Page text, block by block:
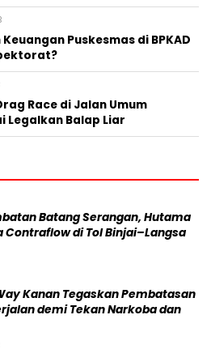
Puskesmas di BPKAD
Race di Jalan Umum
Legalkan Balap Liar
Batang Serangan, Hutama
Contraflow di Tol Binjai–Langsa
Kanan Tegaskan Pembatasan
demi Tekan Narkoba dan